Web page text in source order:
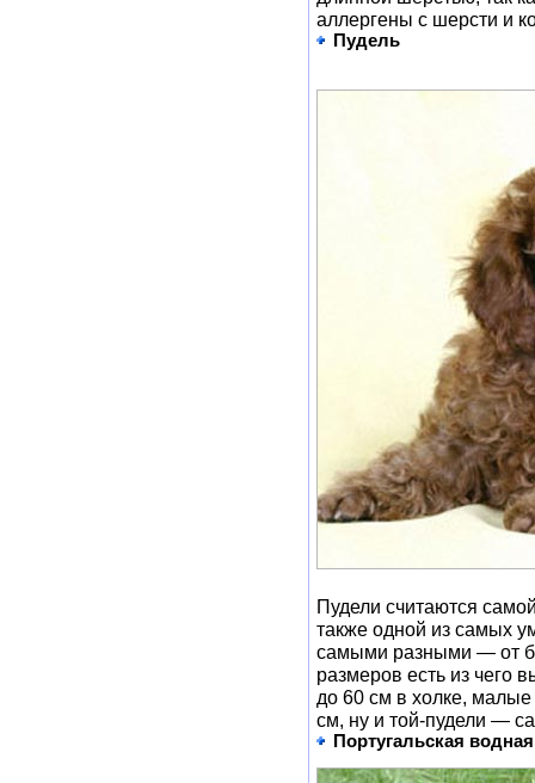
аллергены с шерсти и
Пудель
Пудели считаются
также одной из самых
самыми разными — от
размеров есть из чего
до 60 см в холке,
см, ну и той-пудели —
Португальская